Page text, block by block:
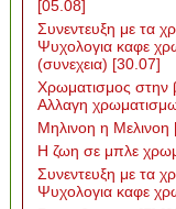
[05.08]
Συνεντευξη με τα
Ψυχολογια καφε
(συνεχεια) [30.07]
Χρωματισμος στην
Αλλαγη
Μηλινοη η Μελινοη
Η ζωη σε μπλε
Συνεντευξη με τα
Ψυχολογια καφε